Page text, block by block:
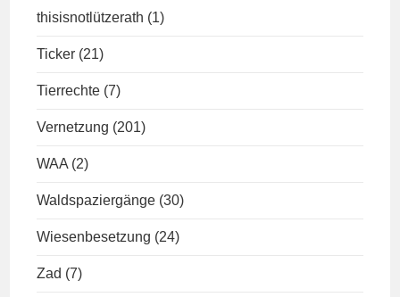
thisisnotlützerath (1)
Ticker (21)
Tierrechte (7)
Vernetzung (201)
WAA (2)
Waldspaziergänge (30)
Wiesenbesetzung (24)
Zad (7)